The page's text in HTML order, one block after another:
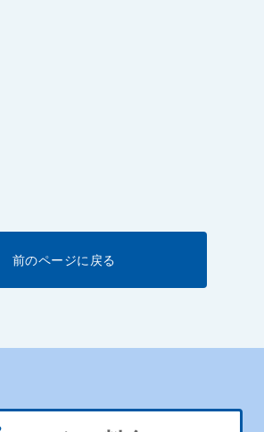
前のページに戻る